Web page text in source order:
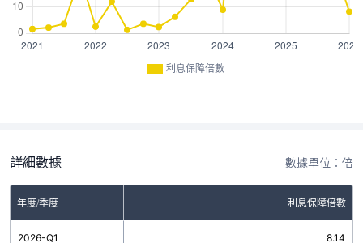
利息保障倍數
詳細數據 數據單位：倍
年度/季度 利息保障倍數
2026-Q1 8.14